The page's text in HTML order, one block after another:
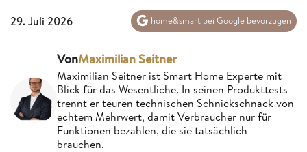
29. Juli 2026 home&smart bei Google bevorzugen
VonMaximilian Seitner
Maximilian Seitner ist Smart Home Experte mit
Blick für das Wesentliche. In seinen Produkttests
trennt er teuren technischen Schnickschnack von
echtem Mehrwert, damit Verbraucher nur für
Funktionen bezahlen, die sie tatsächlich
brauchen.